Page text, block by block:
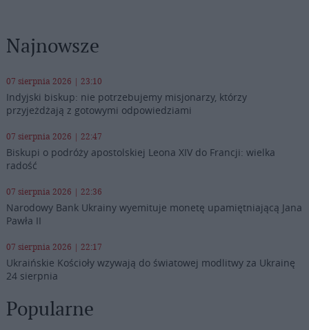
Najnowsze
07 sierpnia 2026 | 23:10
Indyjski biskup: nie potrzebujemy misjonarzy, którzy
przyjeżdżają z gotowymi odpowiedziami
07 sierpnia 2026 | 22:47
Biskupi o podróży apostolskiej Leona XIV do Francji: wielka
radość
07 sierpnia 2026 | 22:36
Narodowy Bank Ukrainy wyemituje monetę upamiętniającą Jana
Pawła II
07 sierpnia 2026 | 22:17
Ukraińskie Kościoły wzywają do światowej modlitwy za Ukrainę
24 sierpnia
Popularne